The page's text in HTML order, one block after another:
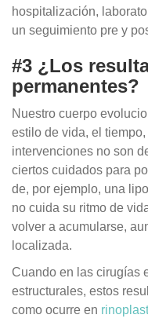
hospitalización,
un seguimiento pre y
#3 ¿Los
permanentes?
Nuestro cuerpo
estilo de vida, el
intervenciones no son
ciertos cuidados para
de, por ejemplo, una
no cuida su ritmo de
volver a acumularse,
localizada.
Cuando en las cirugías
estructurales, estos
como ocurre en